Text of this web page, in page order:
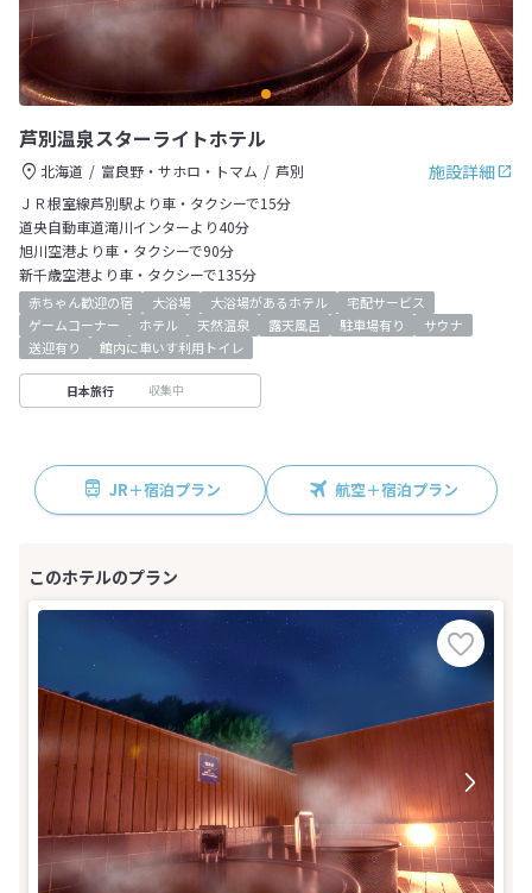
芦別温泉スターライトホテル
施設詳細
北海道 富良野・サホロ・トマム
芦別
ＪＲ根室線芦別駅より車・タクシーで15分
道央自動車道滝川インターより40分
旭川空港より車・タクシーで90分
新千歳空港より車・タクシーで135分
赤ちゃん歓迎の宿 大浴場 大浴場があるホテル
宅配サービス
ゲームコーナー
ホテル 天然温泉 露天風呂 駐車場有り
サウナ
送迎有り
館内に車いす利用トイレ
日本旅行 収集中
JR＋宿泊プラン 航空＋宿泊プラン